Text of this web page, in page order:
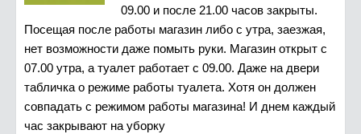
09.00 и после 21.00 часов закрыты.
Посещая после работы магазин либо с утра, заезжая,
нет возможности даже помыть руки. Магазин открыт с
07.00 утра, а туалет работает с 09.00. Даже на двери
табличка о режиме работы туалета. Хотя он должен
совпадать с режимом работы магазина! И днем каждый
час закрывают на уборку